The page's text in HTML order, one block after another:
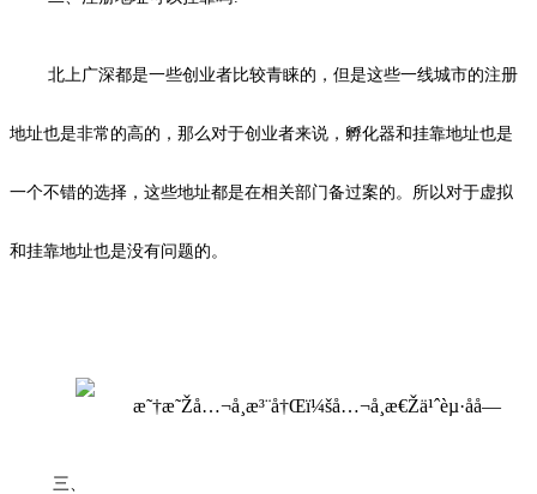
北上广深都是一些创业者比较青睐的，但是这些一线城市的注册
地址也是非常的高的，那么对于创业者来说，孵化器和挂靠地址也是
一个不错的选择，这些地址都是在相关部门备过案的。所以对于虚拟
和挂靠地址也是没有问题的。
三、